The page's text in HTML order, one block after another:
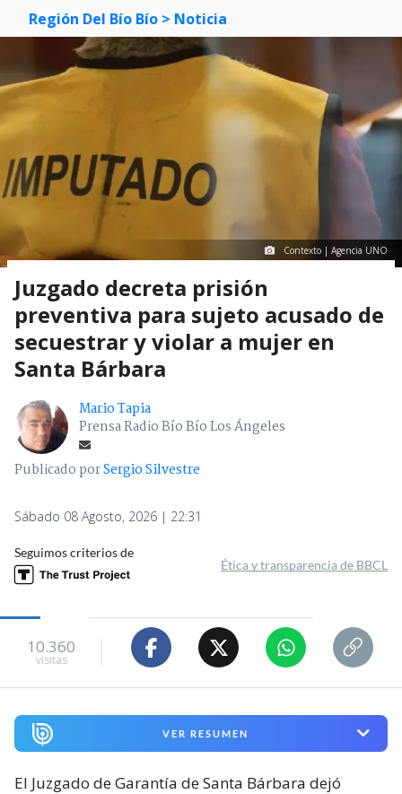
Región Del Bío Bío > Noticia
Contexto | Agencia UNO
Juzgado decreta prisión
preventiva para sujeto acusado de
secuestrar y violar a mujer en
Santa Bárbara
Mario Tapia
Prensa Radio Bío Bío Los Ángeles
Publicado porSergio Silvestre
Sábado 08 Agosto, 2026 | 22:31
Seguimos criterios de
Ética y transparencia de BBCL
10.360
visitas
VER RESUMEN
El Juzgado de Garantía de Santa Bárbara dejó